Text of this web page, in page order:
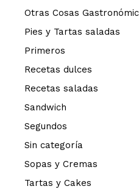
Otras Cosas
Pies y Tartas saladas
Primeros
Recetas dulces
Recetas saladas
Sandwich
Segundos
Sin categoría
Sopas y Cremas
Tartas y Cakes